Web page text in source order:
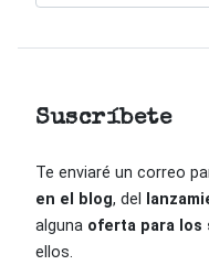
Suscríbete
Te enviaré un correo
en el blog, del
alguna oferta para los
ellos.